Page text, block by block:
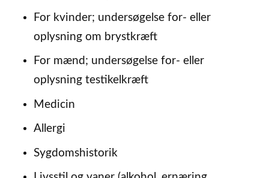
For kvinder; undersøgelse for- eller
oplysning om brystkræft
For mænd; undersøgelse for- eller
oplysning testikelkræft
Medicin
Allergi
Sygdomshistorik